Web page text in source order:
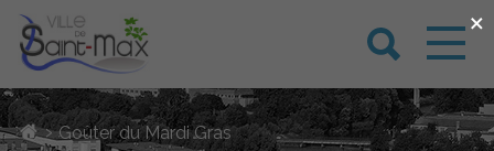
› Goûter du Mardi Gras
×